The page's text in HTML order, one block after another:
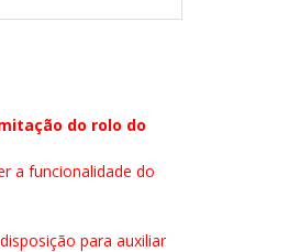
do rolo do
a funcionalidade do
para auxiliar